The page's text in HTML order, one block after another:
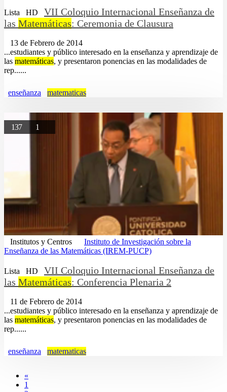
Lista HD
VII Coloquio Internacional Enseñanza de
las Matemáticas: Ceremonia de Clausura
13 de Febrero de 2014
...estudiantes y público interesado en la enseñanza y aprendizaje de
las matemáticas, y presentaron ponencias en las modalidades de
rep......
enseñanza matematicas
137 1
Institutos y Centros
Instituto de Investigación sobre la
Enseñanza de las Matemáticas (IREM-PUCP)
Lista HD
VII Coloquio Internacional Enseñanza de
las Matemáticas: Conferencia Plenaria 2
11 de Febrero de 2014
...estudiantes y público interesado en la enseñanza y aprendizaje de
las matemáticas, y presentaron ponencias en las modalidades de
rep......
enseñanza matematicas
«
1